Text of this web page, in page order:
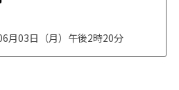
月03日（月）午後2時20分